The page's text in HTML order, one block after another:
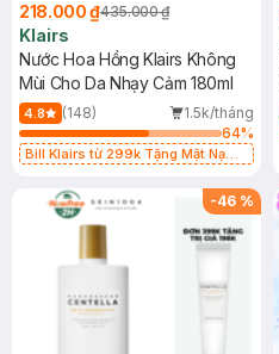
218.000 ₫435.000 ₫
Klairs
Nước Hoa Hồng Klairs Không
Mùi Cho Da Nhạy Cảm 180ml
4.8 (148)
1.5k/tháng
64%
Bill Klairs từ 299k Tặng Mặt Nạ
25ml (SL Có Hạn)
-46 %